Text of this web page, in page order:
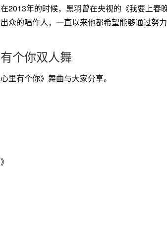
2013年的时候，黑羽曾在央视的《我要上春
众的唱作人，一直以来他都希望能够通过努
个你双人舞
里有个你》舞曲与大家分享。